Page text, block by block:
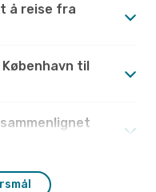
å reise fra
til